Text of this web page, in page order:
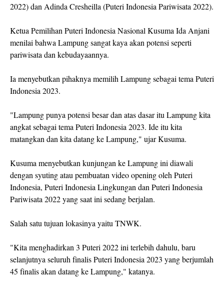
2022) dan Adinda Cresheilla (Puteri Indonesia Pariwisata 2022).
Ketua Pemilihan Puteri Indonesia Nasional Kusuma Ida Anjani
menilai bahwa Lampung sangat kaya akan potensi seperti
pariwisata dan kebudayaannya.
Ia menyebutkan pihaknya memilih Lampung sebagai tema Puteri
Indonesia 2023.
"Lampung punya potensi besar dan atas dasar itu Lampung kita
angkat sebagai tema Puteri Indonesia 2023. Ide itu kita
matangkan dan kita datang ke Lampung," ujar Kusuma.
Kusuma menyebutkan kunjungan ke Lampung ini diawali
dengan syuting atau pembuatan video opening oleh Puteri
Indonesia, Puteri Indonesia Lingkungan dan Puteri Indonesia
Pariwisata 2022 yang saat ini sedang berjalan.
Salah satu tujuan lokasinya yaitu TNWK.
"Kita menghadirkan 3 Puteri 2022 ini terlebih dahulu, baru
selanjutnya seluruh finalis Puteri Indonesia 2023 yang berjumlah
45 finalis akan datang ke Lampung," katanya.